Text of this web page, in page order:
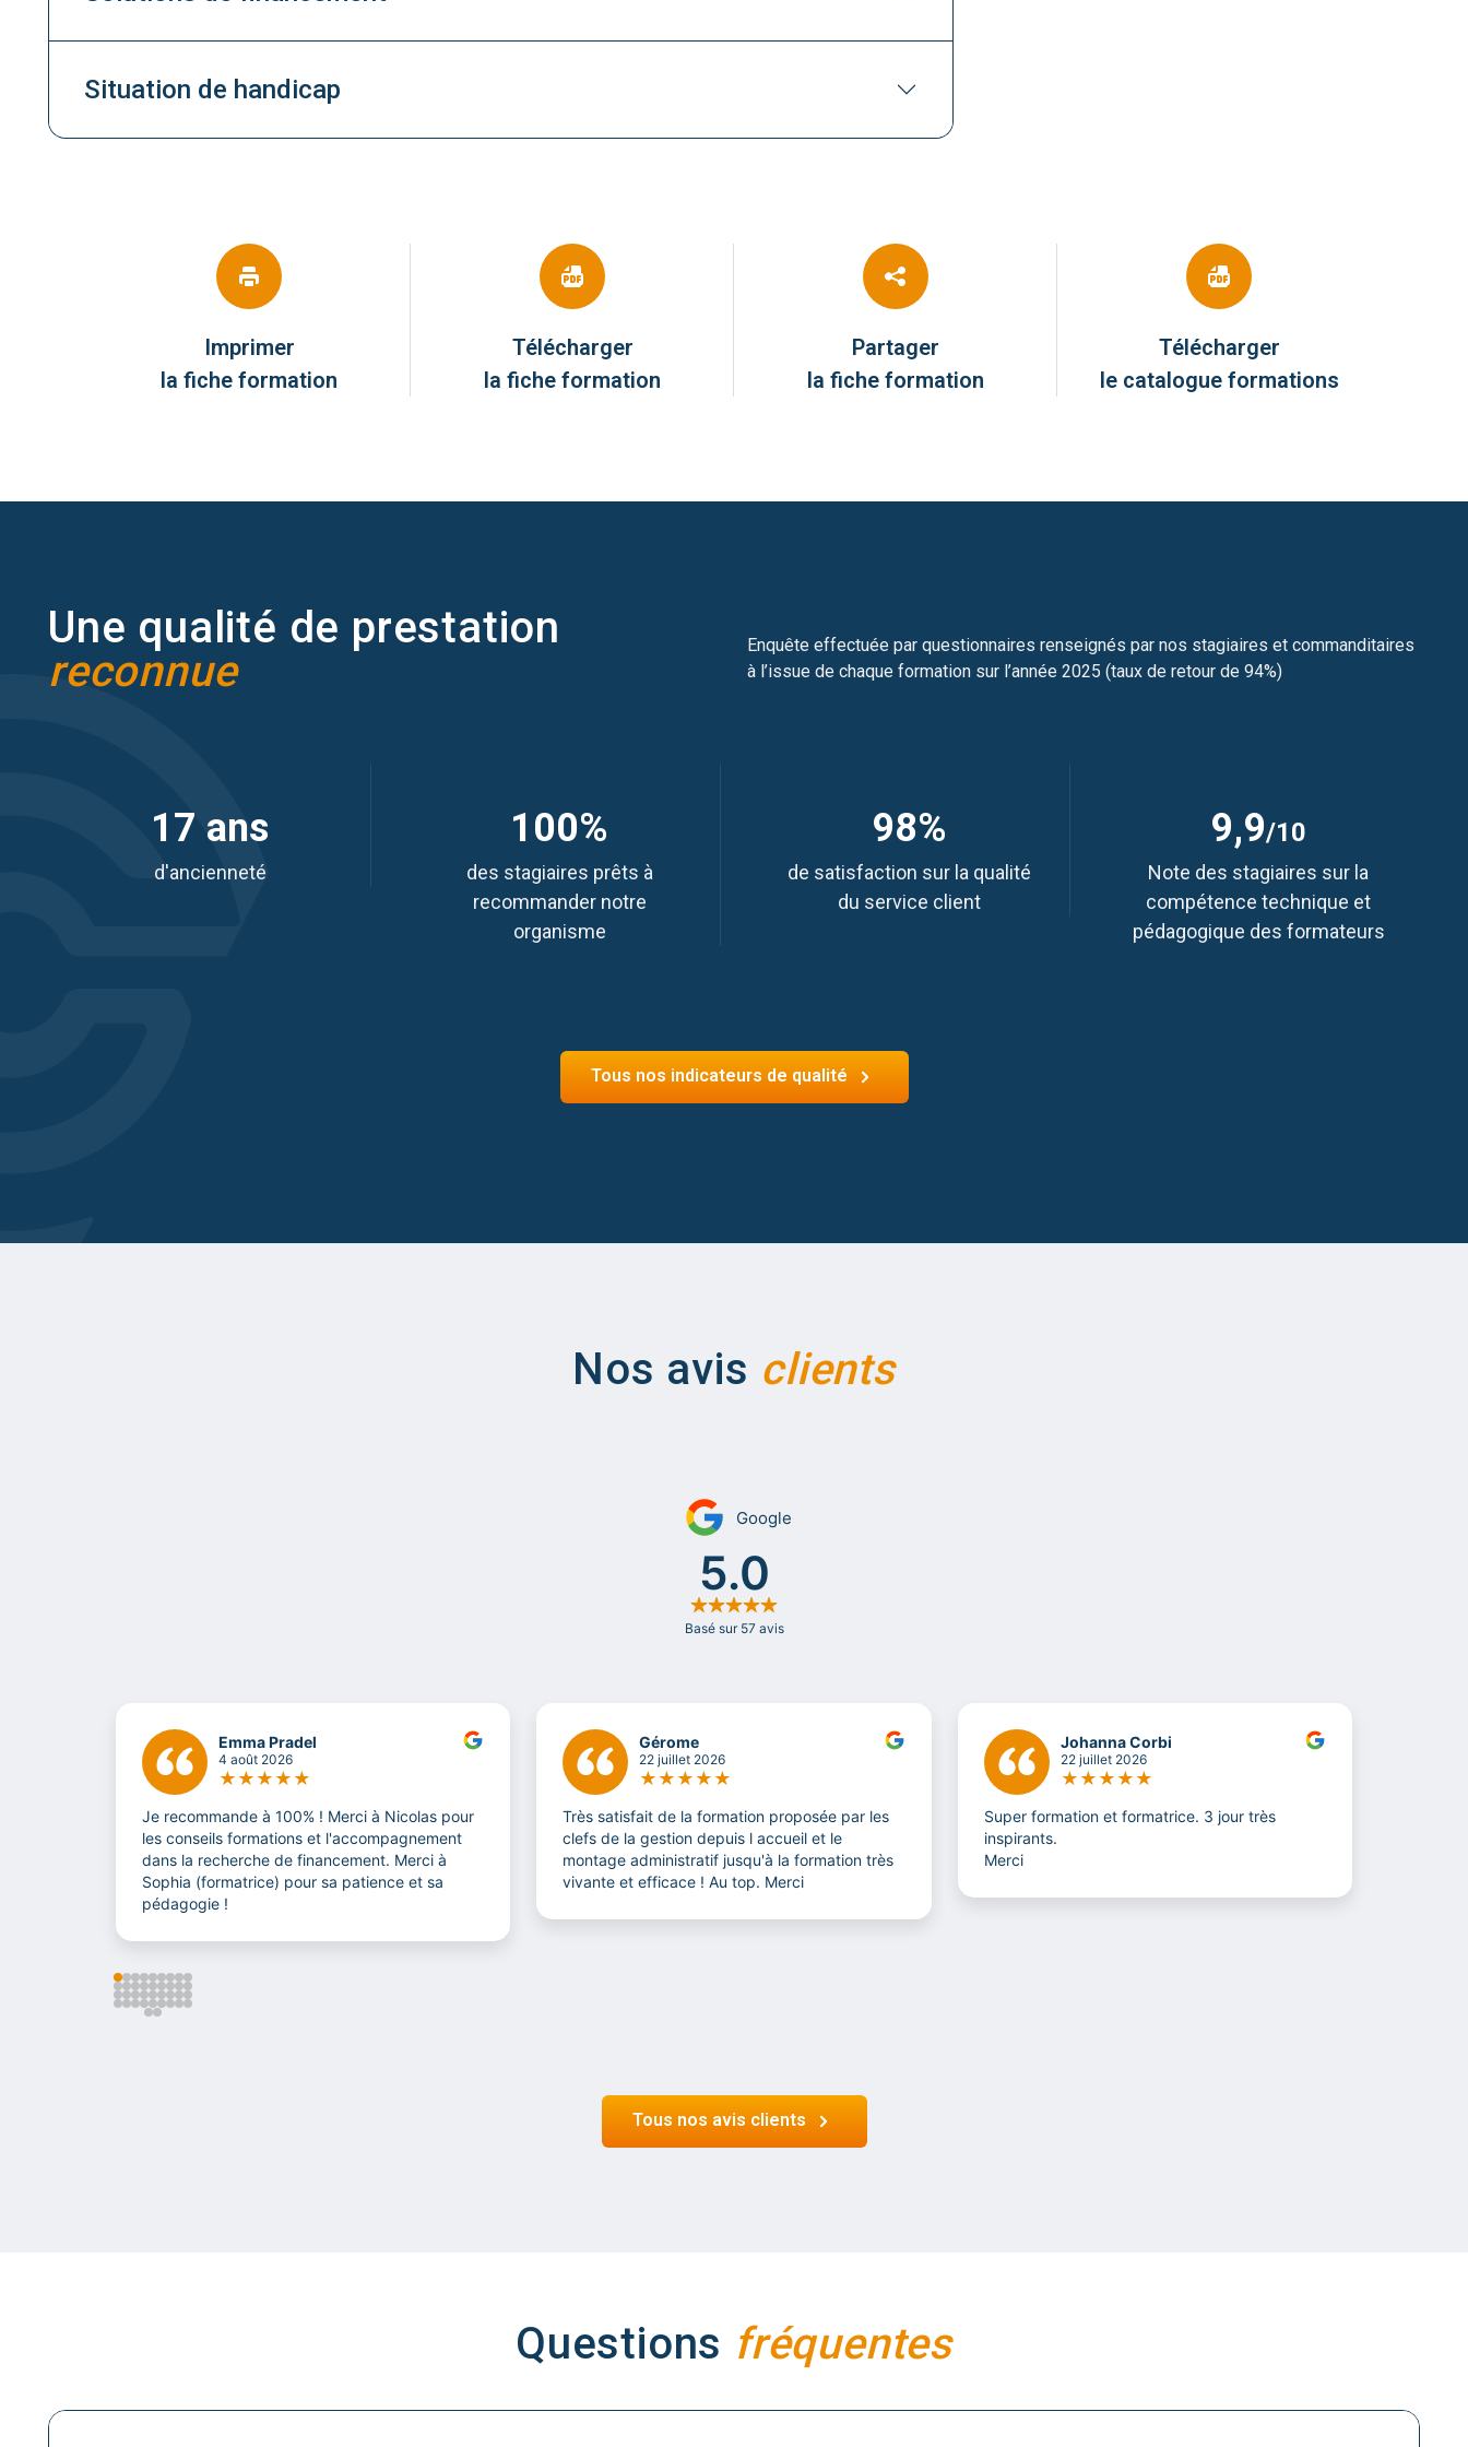
Situation de handicap
Imprimer
la fiche formation
Télécharger
la fiche formation
Partager
la fiche formation
Télécharger
le catalogue formations
Une qualité de prestation
reconnue
Enquête effectuée par questionnaires renseignés par nos stagiaires et commanditaires
à l’issue de chaque formation sur l’année 2025 (taux de retour de 94%)
17 ans
d'ancienneté
100%
des stagiaires prêts à
recommander notre
organisme
98%
de satisfaction sur la qualité
du service client
9,9/10
Note des stagiaires sur la
compétence technique et
pédagogique des formateurs
Tous nos indicateurs de qualité
Nos avis clients
Emma Pradel
4 août 2026
★ ★ ★ ★ ★
Je recommande à 100% ! Merci à Nicolas pour
les conseils formations et l'accompagnement
dans la recherche de financement. Merci à
Sophia (formatrice) pour sa patience et sa
pédagogie !
Gérome
22 juillet 2026
★ ★ ★ ★ ★
Très satisfait de la formation proposée par les
clefs de la gestion depuis l accueil et le
montage administratif jusqu'à la formation très
vivante et efficace ! Au top. Merci
Johanna Corbi
22 juillet 2026
★ ★ ★ ★ ★
Super formation et formatrice. 3 jour très
inspirants.
Merci
Tous nos avis clients
Questions fréquentes